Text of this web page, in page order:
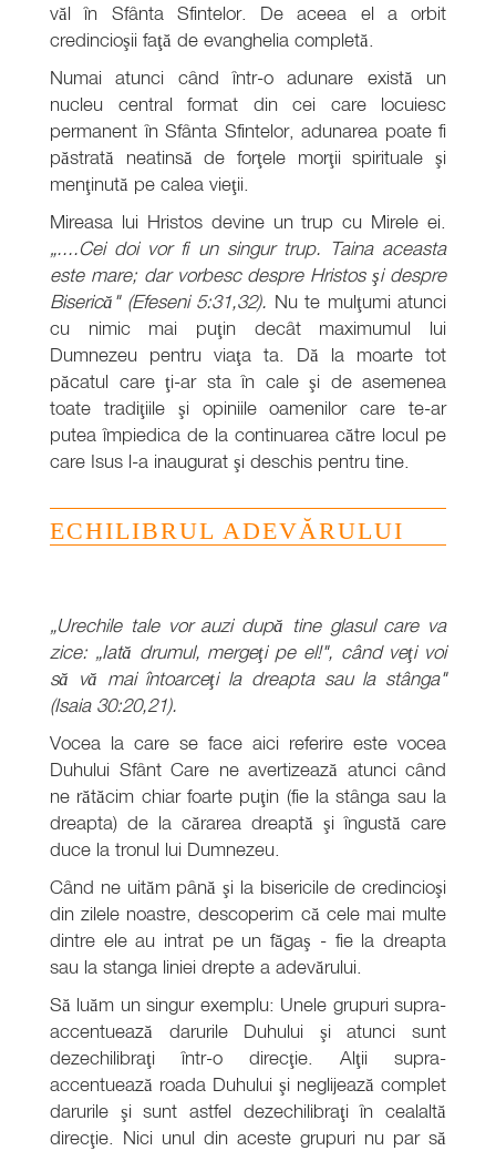
văl în Sfânta Sfintelor. De aceea el a orbit
credincioşii faţă de evanghelia completă.
Numai atunci când într-o adunare există un
nucleu central format din cei care locuiesc
permanent în Sfânta Sfintelor, adunarea poate fi
păstrată neatinsă de forţele morţii spirituale şi
menţinută pe calea vieţii.
Mireasa lui Hristos devine un trup cu Mirele ei.
„....Cei doi vor fi un singur trup. Taina aceasta
este mare; dar vorbesc despre Hristos şi despre
Biserică" (Efeseni 5:31,32). Nu te mulţumi atunci
cu nimic mai puţin decât maximumul lui
Dumnezeu pentru viaţa ta. Dă la moarte tot
păcatul care ţi-ar sta în cale şi de asemenea
toate tradiţiile şi opiniile oamenilor care te-ar
putea împiedica de la continuarea către locul pe
care Isus l-a inaugurat şi deschis pentru tine.
ECHILIBRUL ADEVĂRULUI
„Urechile tale vor auzi după tine glasul care va
zice: „Iată drumul, mergeţi pe el!", când veţi voi
să vă mai întoarceţi la dreapta sau la stânga"
(Isaia 30:20,21).
Vocea la care se face aici referire este vocea
Duhului Sfânt Care ne avertizează atunci când
ne rătăcim chiar foarte puţin (fie la stânga sau la
dreapta) de la cărarea dreaptă şi îngustă care
duce la tronul lui Dumnezeu.
Când ne uităm până şi la bisericile de credincioşi
din zilele noastre, descoperim că cele mai multe
dintre ele au intrat pe un făgaş - fie la dreapta
sau la stanga liniei drepte a adevărului.
Să luăm un singur exemplu: Unele grupuri supra-
accentuează darurile Duhului şi atunci sunt
dezechilibraţi într-o direcţie. Alţii supra-
accentuează roada Duhului şi neglijează complet
darurile şi sunt astfel dezechilibraţi în cealaltă
direcţie. Nici unul din aceste grupuri nu par să